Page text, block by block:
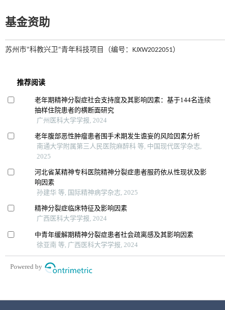
基金资助
苏州市”科教兴卫“青年科技项目（编号：KJXW2022051）